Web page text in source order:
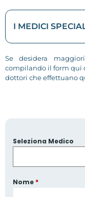
I MEDICI
Se desidera
compilando il form qui
dottori che effettuano
Seleziona Medico
Nome *